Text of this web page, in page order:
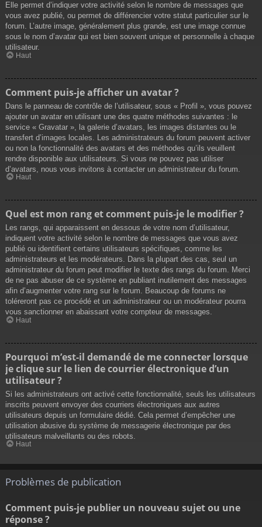
Elle permet d’indiquer votre activité selon le nombre de messages que
vous avez publié, ou permet de différencier votre statut particulier sur le
forum. L’autre image, généralement plus grande, est une image connue
sous le nom d’avatar qui est bien souvent unique et personnelle à chaque
utilisateur.
Haut
Comment puis-je afficher un avatar ?
Dans le panneau de contrôle de l’utilisateur, sous « Profil », vous pouvez
ajouter un avatar en utilisant une des quatre méthodes suivantes : le
service « Gravatar », la galerie d’avatars, les images distantes ou le
transfert d’images locales. Les administrateurs du forum peuvent activer
ou non la fonctionnalité des avatars et des méthodes qu’ils veuillent
rendre disponible aux utilisateurs. Si vous ne pouvez pas utiliser
d’avatars, nous vous invitons à contacter un administrateur du forum.
Haut
Quel est mon rang et comment puis-je le modifier ?
Les rangs, qui apparaissent en dessous de votre nom d’utilisateur,
indiquent votre activité selon le nombre de messages que vous avez
publié ou identifient certains utilisateurs spécifiques, comme les
administrateurs et les modérateurs. Dans la plupart des cas, seul un
administrateur du forum peut modifier le texte des rangs du forum. Merci
de ne pas abuser de ce système en publiant inutilement des messages
afin d’augmenter votre rang sur le forum. Beaucoup de forums ne
toléreront pas ce procédé et un administrateur ou un modérateur pourra
vous sanctionner en abaissant votre compteur de messages.
Haut
Pourquoi m’est-il demandé de me connecter lorsque
je clique sur le lien de courrier électronique d’un
utilisateur ?
Si les administrateurs ont activé cette fonctionnalité, seuls les utilisateurs
inscrits peuvent envoyer des courriers électroniques aux autres
utilisateurs depuis un formulaire dédié. Cela permet d’empêcher une
utilisation abusive du système de messagerie électronique par des
utilisateurs malveillants ou des robots.
Haut
Problèmes de publication
Comment puis-je publier un nouveau sujet ou une
réponse ?